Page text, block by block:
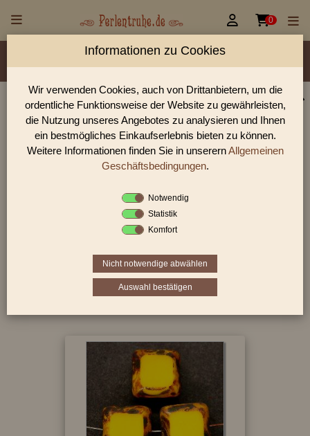
 0
Material/Glassorte Sorte/Form Farbe
Größen
Lochdurchmesser
Glasperlen, Rocailles, Holzperlen & Steinperlen |
Perlentruhe
Glasperlen, Rocailles und Preciosa Perlen aus Gablonz.
Entdecke Table-Cut-Perlen, gedrückte Perlen und antike
Sie befinden sich in folgender Kategorie:
Informationen zu Cookies
Wir verwenden Cookies, auch von Drittanbietern, um die
ordentliche Funktionsweise der Website zu gewährleisten,
die Nutzung unseres Angebotes zu analysieren und Ihnen
ein bestmögliches Einkaufserlebnis bieten zu können.
Weitere Informationen finden Sie in unserernAllgemeinen
Geschäftsbedingungen.
Notwendig
Statistik
Komfort
Nicht notwendige abwählen
Auswahl bestätigen